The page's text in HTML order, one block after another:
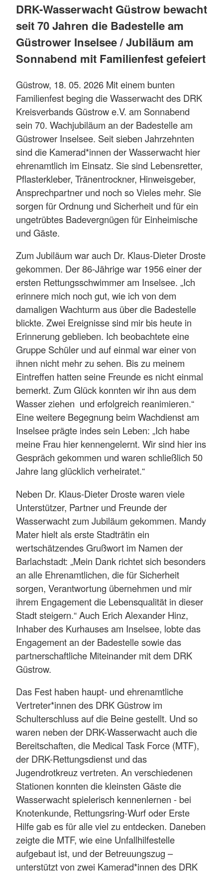
DRK-Wasserwacht Güstrow bewacht
seit 70 Jahren die Badestelle am
Güstrower Inselsee / Jubiläum am
Sonnabend mit Familienfest gefeiert
Güstrow, 18. 05. 2026 Mit einem bunten
Familienfest beging die Wasserwacht des DRK
Kreisverbands Güstrow e.V. am Sonnabend
sein 70. Wachjubiläum an der Badestelle am
Güstrower Inselsee. Seit sieben Jahrzehnten
sind die Kamerad*innen der Wasserwacht hier
ehrenamtlich im Einsatz. Sie sind Lebensretter,
Pflasterkleber, Tränentrockner, Hinweisgeber,
Ansprechpartner und noch so Vieles mehr. Sie
sorgen für Ordnung und Sicherheit und für ein
ungetrübtes Badevergnügen für Einheimische
und Gäste.
Zum Jubiläum war auch Dr. Klaus-Dieter Droste
gekommen. Der 86-Jährige war 1956 einer der
ersten Rettungsschwimmer am Inselsee. „Ich
erinnere mich noch gut, wie ich von dem
damaligen Wachturm aus über die Badestelle
blickte. Zwei Ereignisse sind mir bis heute in
Erinnerung geblieben. Ich beobachtete eine
Gruppe Schüler und auf einmal war einer von
ihnen nicht mehr zu sehen. Bis zu meinem
Eintreffen hatten seine Freunde es nicht einmal
bemerkt. Zum Glück konnten wir ihn aus dem
Wasser ziehen und erfolgreich reanimieren.“
Eine weitere Begegnung beim Wachdienst am
Inselsee prägte indes sein Leben: „Ich habe
meine Frau hier kennengelernt. Wir sind hier ins
Gespräch gekommen und waren schließlich 50
Jahre lang glücklich verheiratet.“
Neben Dr. Klaus-Dieter Droste waren viele
Unterstützer, Partner und Freunde der
Wasserwacht zum Jubiläum gekommen. Mandy
Mater hielt als erste Stadträtin ein
wertschätzendes Grußwort im Namen der
Barlachstadt: „Mein Dank richtet sich besonders
an alle Ehrenamtlichen, die für Sicherheit
sorgen, Verantwortung übernehmen und mir
ihrem Engagement die Lebensqualität in dieser
Stadt steigern.“ Auch Erich Alexander Hinz,
Inhaber des Kurhauses am Inselsee, lobte das
Engagement an der Badestelle sowie das
partnerschaftliche Miteinander mit dem DRK
Güstrow.
Das Fest haben haupt- und ehrenamtliche
Vertreter*innen des DRK Güstrow im
Schulterschluss auf die Beine gestellt. Und so
waren neben der DRK-Wasserwacht auch die
Bereitschaften, die Medical Task Force (MTF),
der DRK-Rettungsdienst und das
Jugendrotkreuz vertreten. An verschiedenen
Stationen konnten die kleinsten Gäste die
Wasserwacht spielerisch kennenlernen - bei
Knotenkunde, Rettungsring-Wurf oder Erste
Hilfe gab es für alle viel zu entdecken. Daneben
zeigte die MTF, wie eine Unfallhilfestelle
aufgebaut ist, und der Betreuungszug –
unterstützt von zwei Kamerad*innen des DRK